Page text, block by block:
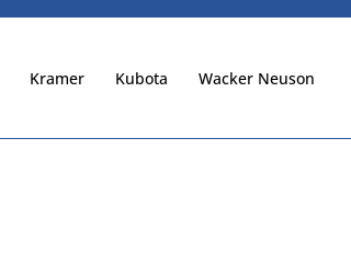
Kramer Kubota Wacker Neuson